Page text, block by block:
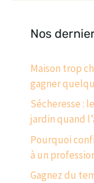
Nos
Maison trop
gagner
Sécheresse :
jardin quand
Pourquoi
à un
Gagnez du